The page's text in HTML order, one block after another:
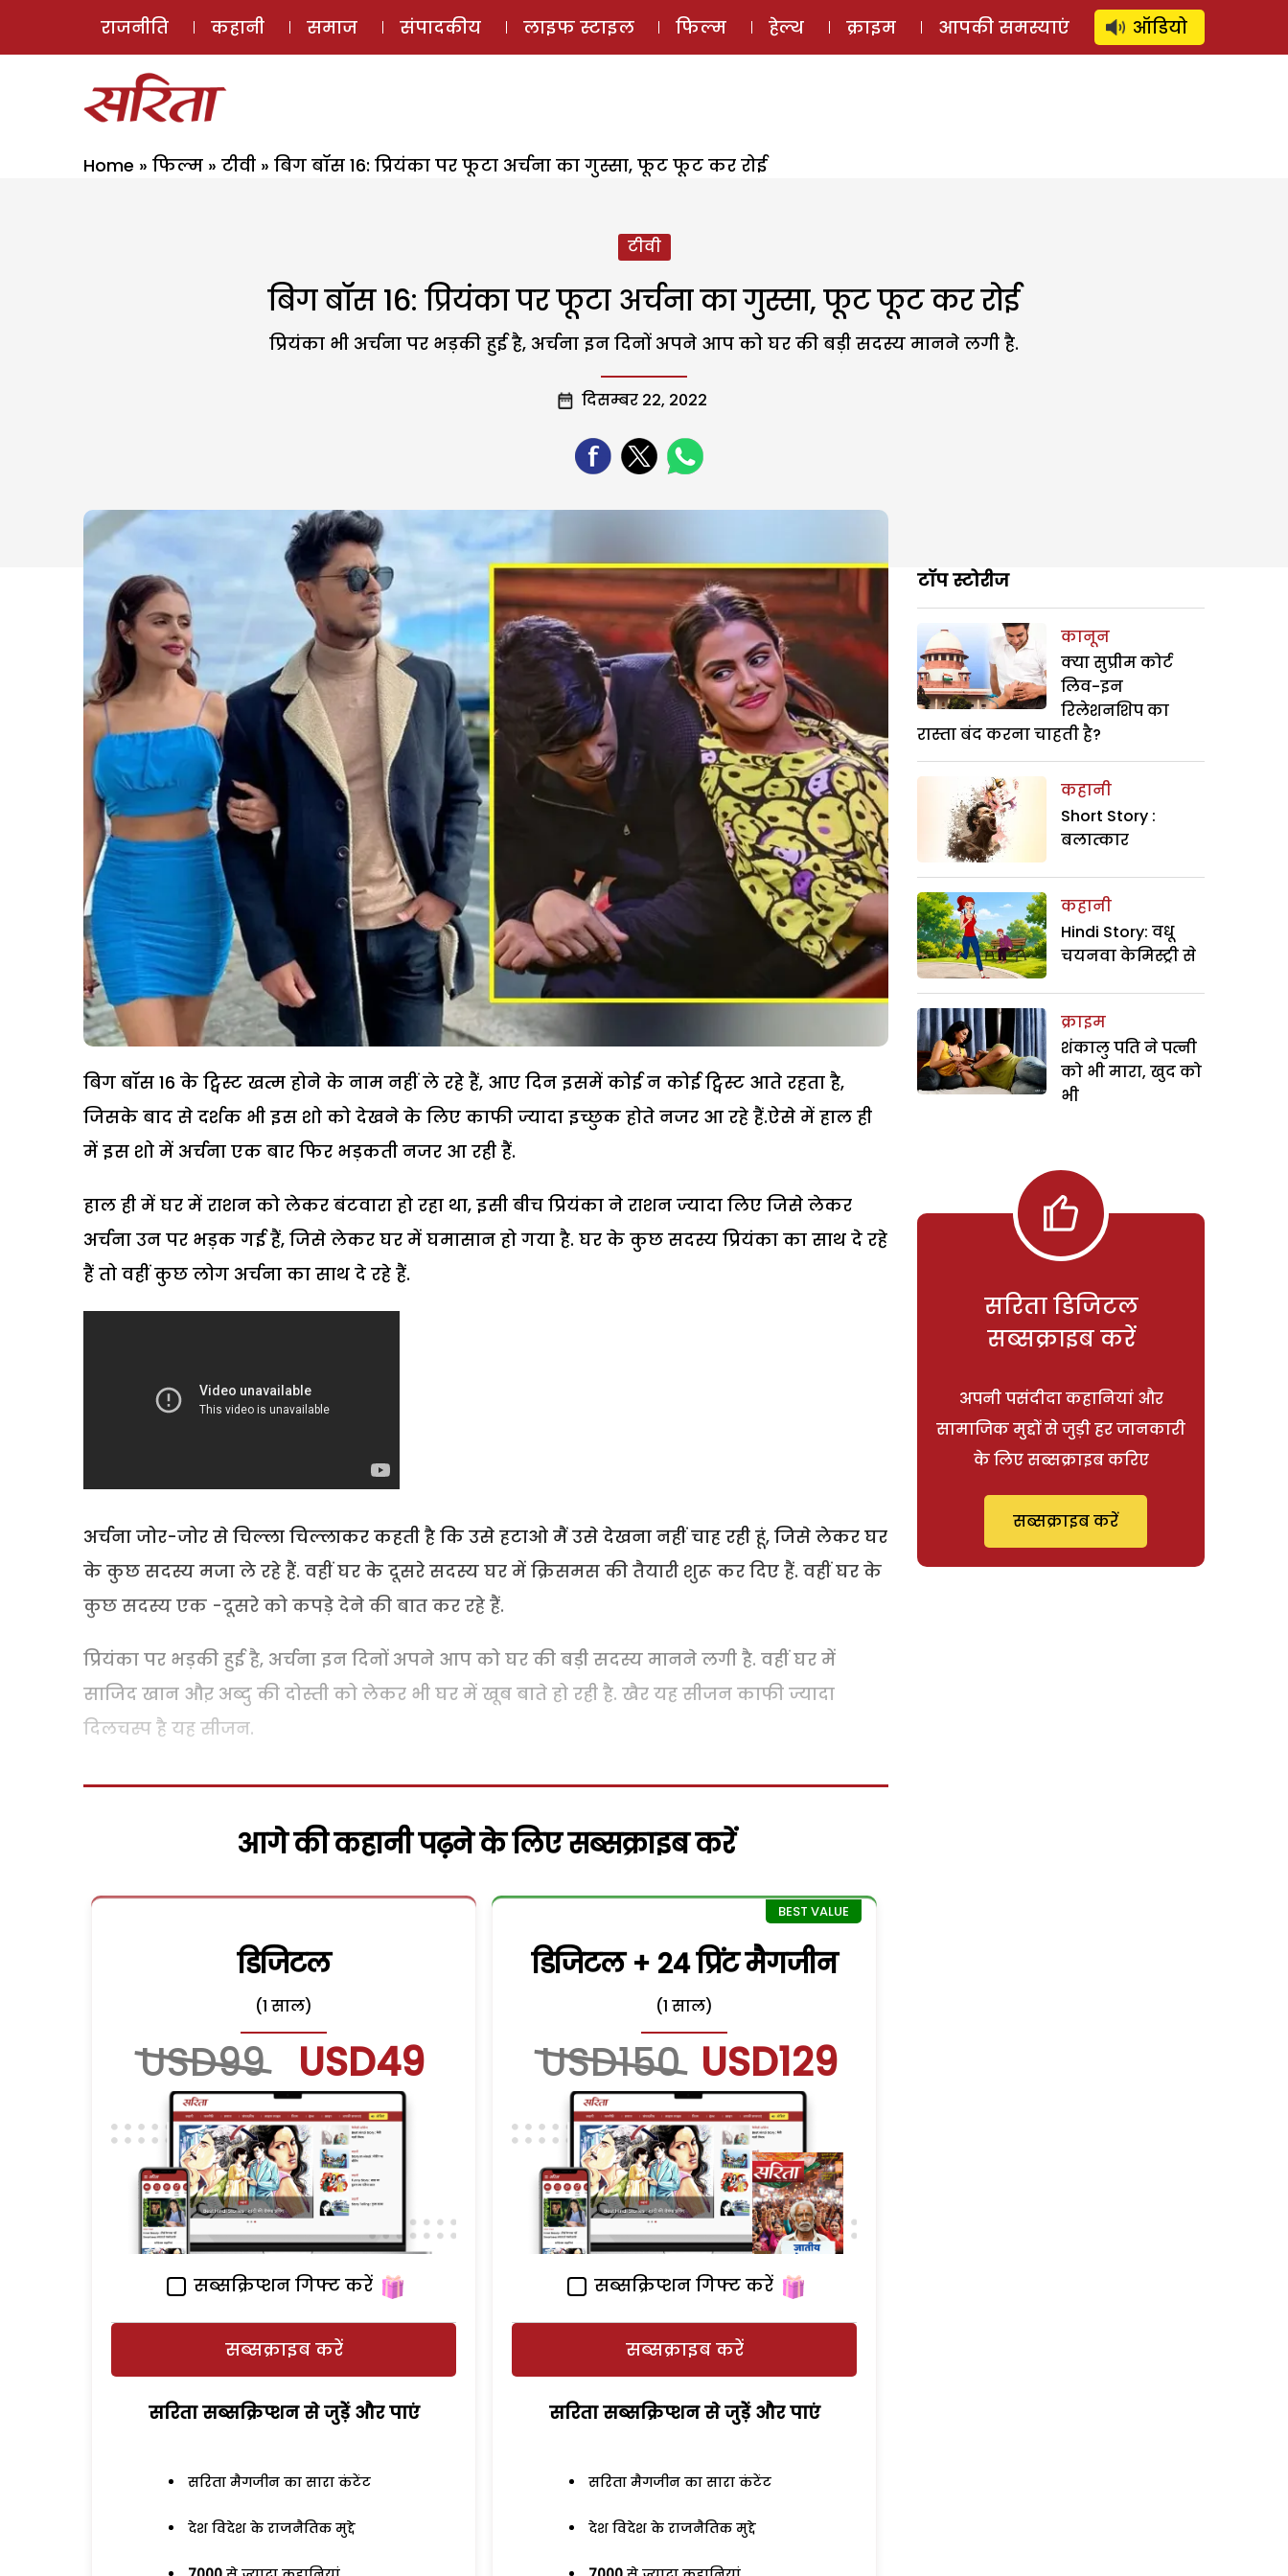
ई-मैगज़ीन ऑडियो स्टोरी लॉग इन ⚲ SUBSCRIBE
राजनीति कहानी समाज संपादकीय लाइफ स्टाइल फिल्म हेल्थ क्राइम आपकी समस्याएं ऑडियो
Home » फिल्म » टीवी » बिग बॉस 16: प्रियंका पर फूटा अर्चना का गुस्सा, फूट फूट कर रोई
टीवी
बिग बॉस 16: प्रियंका पर फूटा अर्चना का गुस्सा, फूट फूट कर रोई
प्रियंका भी अर्चना पर भड़की हुई है, अर्चना इन दिनों अपने आप को घर की बड़ी सदस्य मानने लगी है.
दिसम्बर 22, 2022
बिग बॉस 16 के ट्विस्ट खत्म होने के नाम नहीं ले रहे हैं, आए दिन इसमें कोई न कोई ट्विस्ट आते रहता है,
जिसके बाद से दर्शक भी इस शो को देखने के लिए काफी ज्यादा इच्छुक होते नजर आ रहे हैं.ऐसे में हाल ही
में इस शो में अर्चना एक बार फिर भड़कती नजर आ रही हैं.
हाल ही में घर में राशन को लेकर बंटवारा हो रहा था, इसी बीच प्रियंका ने राशन ज्यादा लिए जिसे लेकर
अर्चना उन पर भड़क गई हैं, जिसे लेकर घर में घमासान हो गया है. घर के कुछ सदस्य प्रियंका का साथ दे रहे
हैं तो वहीं कुछ लोग अर्चना का साथ दे रहे हैं.
अर्चना जोर-जोर से चिल्ला चिल्लाकर कहती है कि उसे हटाओ मैं उसे देखना नहीं चाह रही हूं, जिसे लेकर घर
के कुछ सदस्य मजा ले रहे हैं. वहीं घर के दूसरे सदस्य घर में क्रिसमस की तैयारी शुरू कर दिए हैं. वहीं घर के
कुछ सदस्य एक -दूसरे को कपड़े देने की बात कर रहे हैं.
प्रियंका पर भड़की हुई है, अर्चना इन दिनों अपने आप को घर की बड़ी सदस्य मानने लगी है. वहीं घर में
साजिद खान औऱ अब्दु की दोस्ती को लेकर भी घर में खूब बाते हो रही है. खैर यह सीजन काफी ज्यादा
दिलचस्प है यह सीजन.
आगे की कहानी पढ़ने के लिए सब्सक्राइब करें
डिजिटल
(1 साल)
USD99 USD49
सब्सक्रिप्शन गिफ्ट करें
सब्सक्राइब करें
सरिता सब्सक्रिप्शन से जुड़ेें और पाएं
सरिता मैगजीन का सारा कंटेंट
देश विदेश के राजनैतिक मुद्दे
डिजिटल + 24 प्रिंट मैगजीन
(1 साल)
USD150 USD129
सब्सक्रिप्शन गिफ्ट करें
सब्सक्राइब करें
सरिता सब्सक्रिप्शन से जुड़ेें और पाएं
सरिता मैगजीन का सारा कंटेंट
देश विदेश के राजनैतिक मुद्दे
टॉप स्टोरीज
कानून
क्या सुप्रीम कोर्ट
लिव-इन
रिलेशनशिप का
रास्ता बंद करना चाहती है?
कहानी
Short Story :
बलात्कार
कहानी
Hindi Story: वधू
चयनवा केमिस्ट्री से
क्राइम
शंकालु पति ने पत्नी
को भी मारा, खुद को
भी
सरिता डिजिटल
सब्सक्राइब करें
अपनी पसंदीदा कहानियां और
सामाजिक मुद्दों से जुड़ी हर जानकारी
के लिए सब्सक्राइब करिए
सब्सक्राइब करें